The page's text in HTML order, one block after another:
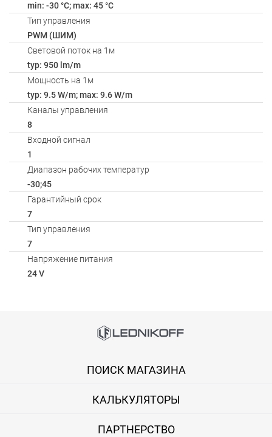
min: -30 °C; max: 45 °C
Тип управления
PWM (ШИМ)
Световой поток на 1м
typ: 950 lm/m
Мощность на 1м
typ: 9.5 W/m; max: 9.6 W/m
Каналы управления
8
Входной сигнал
1
Диапазон рабочих температур
-30;45
Гарантийный срок
7
Тип управления
7
Напряжение питания
24 V
Вы можете оплатить покупку на сайте банковской картой
Оплата при получении
Вы можете оплатить заказ непосредственно при получении
ПОИСК МАГАЗИНА
КАЛЬКУЛЯТОРЫ
ПАРТНЕРСТВО